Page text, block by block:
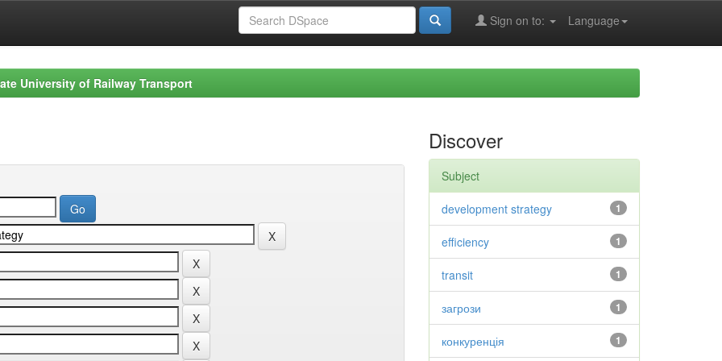
Language
Sign on to:
University of Railway Transport
Discover
Subject
1
development strategy
1
efficiency
1
transit
1
загрози
1
конкуренція